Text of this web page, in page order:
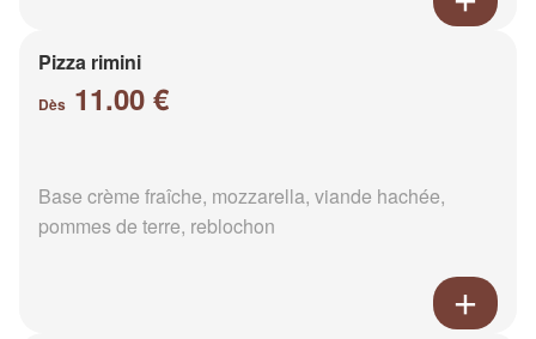
Pizza rimini
Dès 11.00 €
Base crème fraîche, mozzarella, viande hachée,
pommes de terre, reblochon